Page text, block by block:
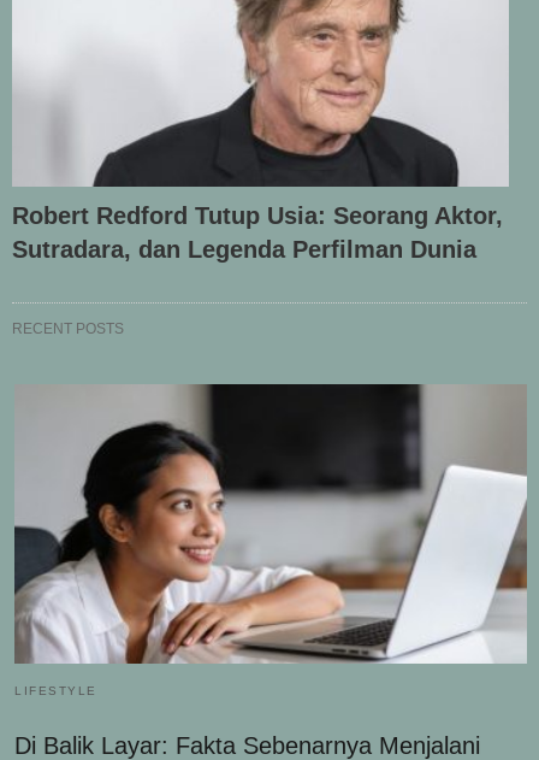
Robert Redford Tutup Usia: Seorang Aktor,
Sutradara, dan Legenda Perfilman Dunia
RECENT POSTS
LIFESTYLE
Di Balik Layar: Fakta Sebenarnya Menjalani